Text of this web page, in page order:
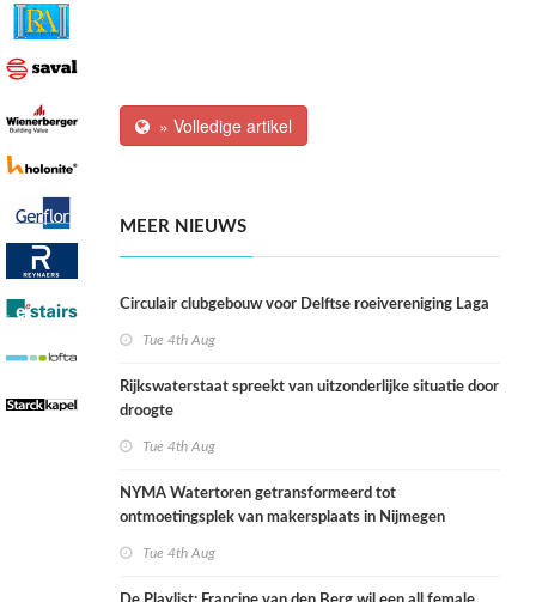
» Volledige artikel
MEER NIEUWS
Circulair clubgebouw voor Delftse roeivereniging Laga
Tue 4th Aug
Rijkswaterstaat spreekt van uitzonderlijke situatie door
droogte
Tue 4th Aug
NYMA Watertoren getransformeerd tot
ontmoetingsplek van makersplaats in Nijmegen
Tue 4th Aug